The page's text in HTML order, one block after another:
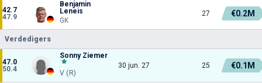
42.7
47.9
Benjamin
Leneis
GK
27 €0.2M
Verdedigers
47.0
50.4
Sonny Ziemer
V (R)
30 jun. 27 25 €0.1M